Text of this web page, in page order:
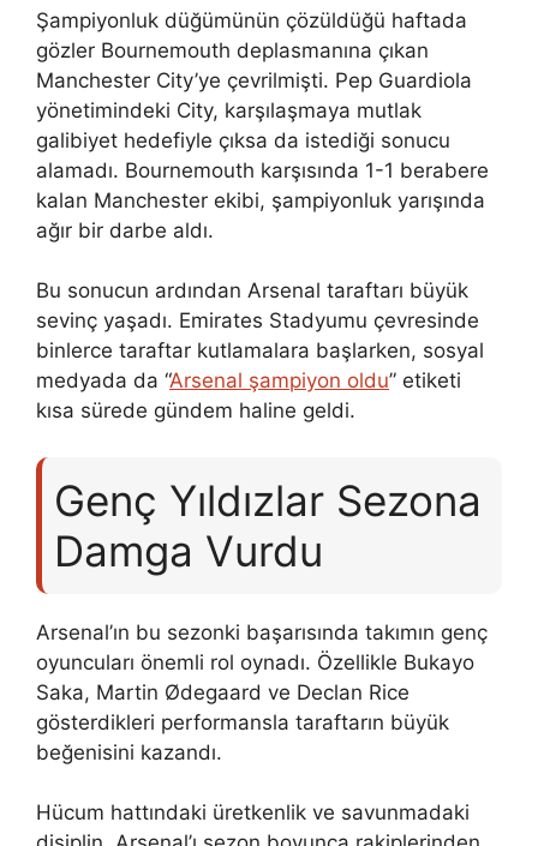
Şampiyonluk düğümünün çözüldüğü haftada
gözler Bournemouth deplasmanına çıkan
Manchester City’ye çevrilmişti. Pep Guardiola
yönetimindeki City, karşılaşmaya mutlak
galibiyet hedefiyle çıksa da istediği sonucu
alamadı. Bournemouth karşısında 1-1 berabere
kalan Manchester ekibi, şampiyonluk yarışında
ağır bir darbe aldı.
Bu sonucun ardından Arsenal taraftarı büyük
sevinç yaşadı. Emirates Stadyumu çevresinde
binlerce taraftar kutlamalara başlarken, sosyal
medyada da “Arsenal şampiyon oldu” etiketi
kısa sürede gündem haline geldi.
Genç Yıldızlar Sezona
Damga Vurdu
Arsenal’ın bu sezonki başarısında takımın genç
oyuncuları önemli rol oynadı. Özellikle Bukayo
Saka, Martin Ødegaard ve Declan Rice
gösterdikleri performansla taraftarın büyük
beğenisini kazandı.
Hücum hattındaki üretkenlik ve savunmadaki